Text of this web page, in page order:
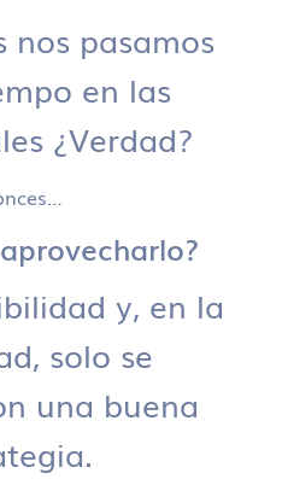
nos pasamos
en las
¿Verdad?
y, en la
solo se
una buena